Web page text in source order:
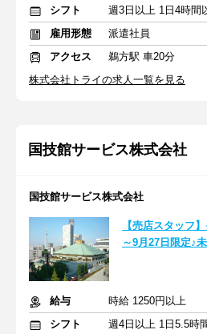
シフト
雇用形態
派遣社員
アクセス
鵜方駅 車20分
株式会社トライの求人一覧を見る
国技館サービス株式会社
国技館サービス株式会社
【売店スタッフ
～9月27日限定♪
給与
時給 1250円以上
シフト
週4日以上 1日5.5時